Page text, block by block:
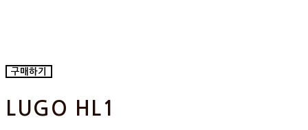
구매하기
LUGO HL1